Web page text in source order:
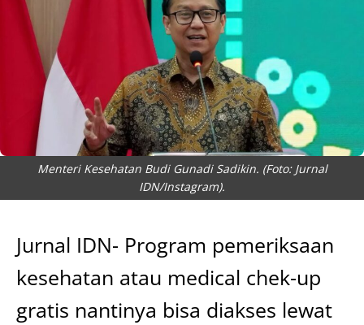
Menteri Kesehatan Budi Gunadi Sadikin. (Foto: Jurnal
IDN/Instagram).
Jurnal IDN- Program pemeriksaan
kesehatan atau medical chek-up
gratis nantinya bisa diakses lewat